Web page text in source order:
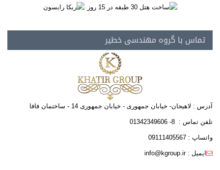
تماس با گروه مهندسی خطیر
آدرس : لاهیجان- خیابان جمهوری - خیابان جمهوری 14 - ساختمان فافا
تلفن تماس : 8- 01342349606
واتساپ : 09111405567
ایمیل : info@kgroup.ir